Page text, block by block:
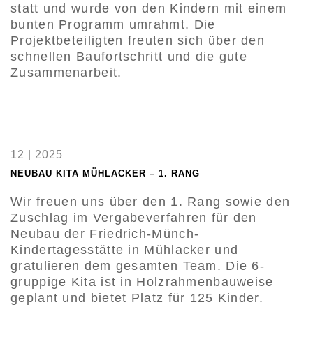
statt und wurde von den Kindern mit einem
bunten Programm umrahmt. Die
Projektbeteiligten freuten sich über den
schnellen Baufortschritt und die gute
Zusammenarbeit.
12 | 2025
NEUBAU KITA MÜHLACKER – 1. RANG
Wir freuen uns über den 1. Rang sowie den
Zuschlag im Vergabeverfahren für den
Neubau der Friedrich-Münch-
Kindertagesstätte in Mühlacker und
gratulieren dem gesamten Team. Die 6-
gruppige Kita ist in Holzrahmenbauweise
geplant und bietet Platz für 125 Kinder.